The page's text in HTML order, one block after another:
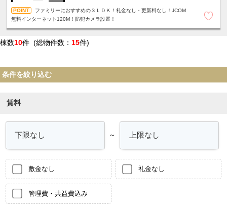
ファミリーにおすすめの３ＬＤＫ！礼金なし・更新料なし！JCOM
無料インターネット120M！防犯カメラ設置！
棟数10件 (総物件数： 15件)
条件を絞り込む
賃料
～
敷金なし 礼金なし
管理費・共益費込み